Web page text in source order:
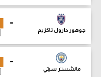
-
جوهور دارول تاكزيم
-
مانشستر سيتي